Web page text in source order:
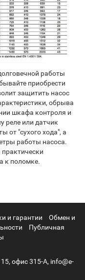
работы
приобрести
защитить насос
обрыва
шкафа контроля и
реле или датчик
от "сухого хода", а
работы насоса.
к поломке.
и гарантии
Обмен и
Публичная
офис 315-А, info@e-